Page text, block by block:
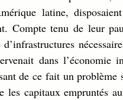
latine,
Compte tenu de leur
dans
de ce fait un
les capitaux empruntés